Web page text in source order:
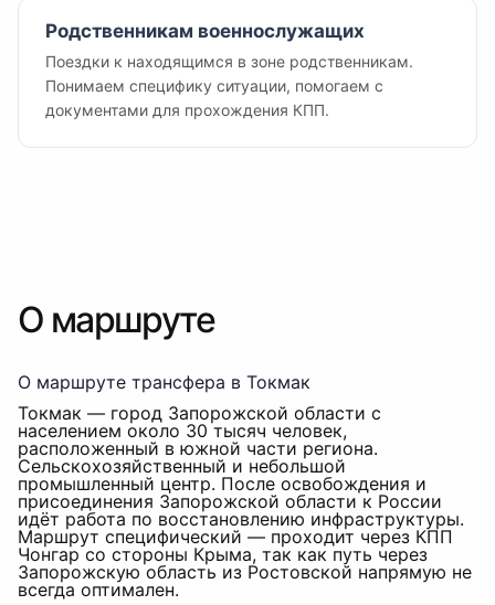
Родственникам военнослужащих
Поездки к находящимся в зоне родственникам.
Понимаем специфику ситуации, помогаем с
документами для прохождения КПП.
О маршруте
О маршруте трансфера в Токмак
Токмак — город Запорожской области с
населением около 30 тысяч человек,
расположенный в южной части региона.
Сельскохозяйственный и небольшой
промышленный центр. После освобождения и
присоединения Запорожской области к России
идёт работа по восстановлению инфраструктуры.
Маршрут специфический — проходит через КПП
Чонгар со стороны Крыма, так как путь через
Запорожскую область из Ростовской напрямую не
всегда оптимален.